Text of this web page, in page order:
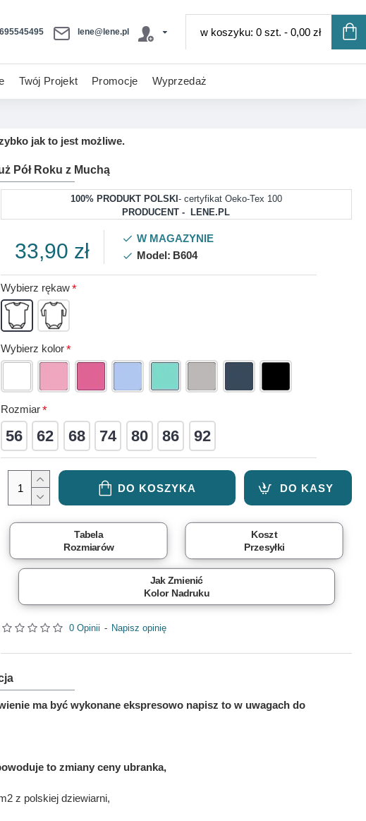
695545495 lene@lene.pl w koszyku: 0 szt. - 0,00 zł
Twój Projekt Promocje Wyprzedaż
jak to jest możliwe.
Pół Roku z Muchą
100% PRODUKT POLSKI - certyfikat Oeko-Tex 100
PRODUCENT - LENE.PL
0 Opinii - Napisz opinię
33,90 zł
W MAGAZYNIE
Model: B604
Wybierz rękaw
Wybierz kolor
Rozmiar
56 62 68 74 80 86 92
DO KOSZYKA DO KASY
Tabela
Rozmiarów
Koszt
Przesyłki
Jak Zmienić
Kolor Nadruku
ma być wykonane ekspresowo napisz to w uwagach do
to zmiany ceny ubranka,
z polskiej dziewiarni,